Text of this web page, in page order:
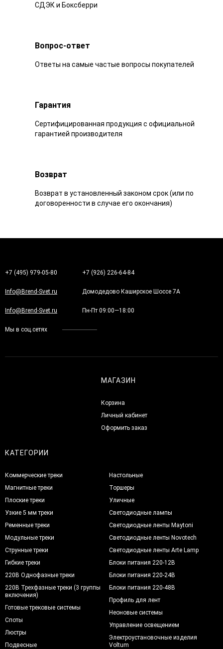
СДЭК и Боксберри
Вопрос-ответ
Ответы на самые частые вопросы покупателей
Гарантия
Сертифицированная продукция с официальной
гарантией производителя
Возврат
Возврат в установленный законом срок (или по
договоренности в случае его окончания)
+7 (495) 979-05-80 +7 (926) 226-64-84
Info@Brend-Svet.ru Домодедово Каширское Шоссе 7А
Info@Brend-Svet.ru Пн-Пт 09:00—18:00
Мы в соц.сетях
МАГАЗИН
Корзина
Личный кабинет
Оформить заказ
КАТЕГОРИИ
Коммерческие треки
Магнитные треки
Плоские треки
Узкие 5 мм треки
Ременные треки
Модульные треки
Струнные треки
Гибкие треки
220В Однофазные треки
220В Трехфазные треки (3 группы
включения)
Готовые трековые системы
Споты
Люстры
Подвесные
Настольные
Торшеры
Уличные
Светодиодные лампы
Светодиодные ленты Maytoni
Светодиодные ленты Novotech
Светодиодные ленты Arte Lamp
Блоки питания 220-12В
Блоки питания 220-24В
Блоки питания 220-48В
Профиль для лент
Неоновые системы
Управление освещением
Электроустановочные изделия
Voltum